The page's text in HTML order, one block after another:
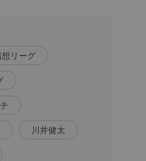
リーグ
川井健太